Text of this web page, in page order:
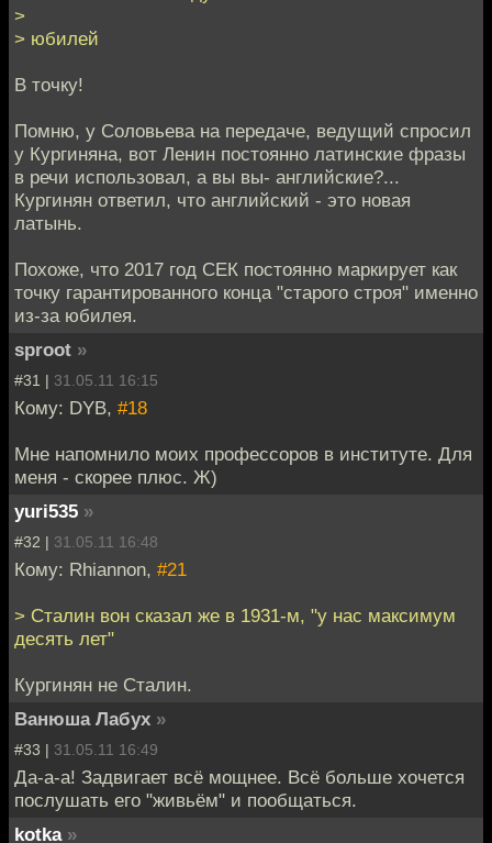
>
> юбилей
В точку!
Помню, у Соловьева на передаче, ведущий спросил
у Кургиняна, вот Ленин постоянно латинские фразы
в речи использовал, а вы вы- английские?...
Кургинян ответил, что английский - это новая
латынь.
Похоже, что 2017 год СЕК постоянно маркирует как
точку гарантированного конца "старого строя" именно
из-за юбилея.
sproot »
#31 | 31.05.11 16:15
Кому: DYB, #18
Мне напомнило моих профессоров в институте. Для
меня - скорее плюс. Ж)
yuri535 »
#32 | 31.05.11 16:48
Кому: Rhiannon, #21
> Сталин вон сказал же в 1931-м, "у нас максимум
десять лет"
Кургинян не Сталин.
Ванюша Лабух »
#33 | 31.05.11 16:49
Да-а-а! Задвигает всё мощнее. Всё больше хочется
послушать его "живьём" и пообщаться.
kotka »